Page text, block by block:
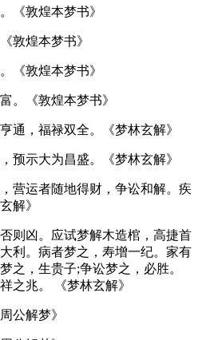
敦煌本梦书》
煌本梦书》
敦煌本梦书》
《敦煌本梦书》
，福禄双全。《梦林玄解》
示大为昌盛。《梦林玄解》
运者随地得财，争讼和解。疾
解》
凶。应试梦解木造棺，高捷首
利。病者梦之，寿增一纪。家有
之，生贵子;争讼梦之，必胜。
之兆。 《梦林玄解》
解梦》